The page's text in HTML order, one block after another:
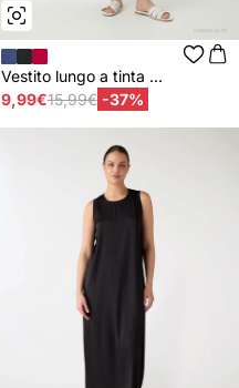
Vestito lungo a tinta ...
9,99€15,99€ -37%